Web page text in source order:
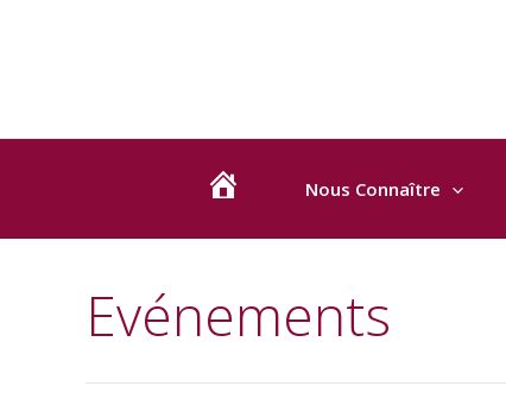
B
I
N
E
Nous Connaître
Evénements